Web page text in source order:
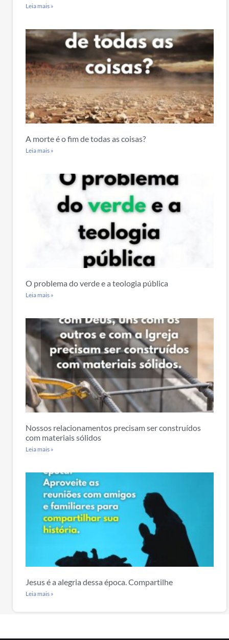
Leia mais »
A morte é o fim de todas as coisas?
Leia mais »
O problema do verde e a teologia pública
Leia mais »
Nossos relacionamentos precisam ser construídos
com materiais sólidos
Leia mais »
Jesus é a alegria dessa época. Compartilhe
Leia mais »